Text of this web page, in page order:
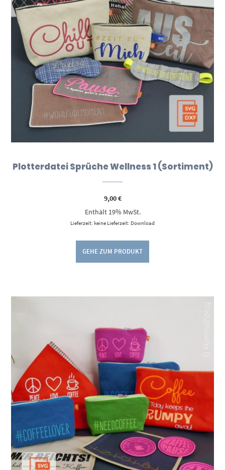
Plotterdatei Sprüche Wellness 1 (Sortiment)
9,00€
Enthält 19% MwSt.
Lieferzeit: keine Lieferzeit: Download
GEHE ZUM PRODUKT